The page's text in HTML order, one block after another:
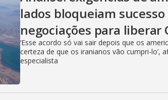
lados bloqueiam sucesso
negociações para liberar
‘Esse acordo só vai sair depois que os
certeza de que os iranianos vão cumpri-lo’,
especialista